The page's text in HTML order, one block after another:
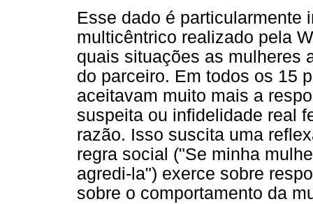
Esse dado é particularmente
multicêntrico realizado pela
quais situações as mulheres
do parceiro. Em todos os 15
aceitavam muito mais a
suspeita ou infidelidade real
razão. Isso suscita uma
regra social ("Se minha
agredi-la") exerce sobre
sobre o comportamento da